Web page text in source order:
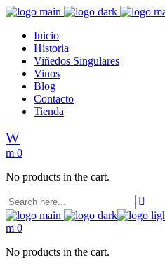
Inicio
Historia
Viñedos Singulares
Vinos
Blog
Contacto
Tienda
0
No products in the cart.
0
No products in the cart.